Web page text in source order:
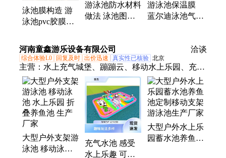
泳池膜构造 游
泳池pvc胶膜养
蓝尔迪厂家定制
游泳池防水材料
做法 泳池图案
尔迪厂家
游泳池保温膜
蓝尔迪泳池气泡
河南童鑫游乐设备有限公司 洽谈
综合体验L0 回复及时 出价迅速 真实性已核验 北京
主营： 水上充气城堡、蹦蹦云、移动水上乐园、充气
游泳池、支架游泳池、充气水上玩具、充气闯关、充
气攀岩、充气气模、充气城堡、支架水池、充气水
池、婚庆充气、充气大滑梯、障碍四件套、趣味运动
会、水上蹦蹦云
大型户外支架游
泳池 移动泳池
充气水池 感受
水上乐趣 可组
大型户外水上乐
园蓄水池养鱼池